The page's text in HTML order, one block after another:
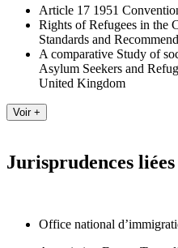
Article 17 1951
Rights of Refugees in the
Standards and
A comparative Study of
Asylum Seekers and
United Kingdom
Jurisprudences
Office national